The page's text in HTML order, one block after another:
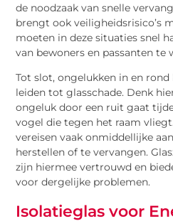
de noodzaak van snelle
brengt ook veiligheidsrisico’s
moeten in deze situaties snel
van bewoners en passanten te
Tot slot, ongelukken in en
leiden tot glasschade. Denk
ongeluk door een ruit gaat
vogel die tegen het raam
vereisen vaak onmiddellijke
herstellen of te vervangen.
zijn hiermee vertrouwd en
voor dergelijke problemen.
Isolatieglas voor